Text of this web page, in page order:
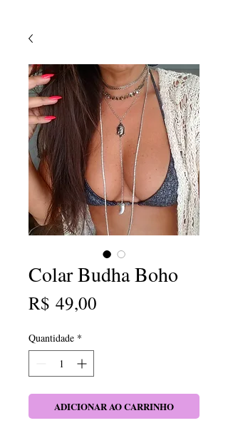
Colar Budha Boho
R$ 49,00
Quantidade *
ADICIONAR AO CARRINHO